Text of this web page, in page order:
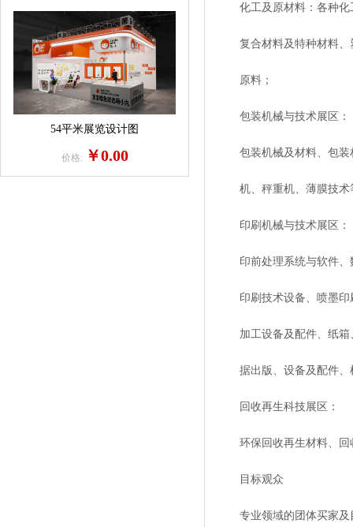
54平米展览设计图
价格: ￥0.00
化工及原材料：各种化工
复合材料及特种材料、塑
原料；
包装机械与技术展区：
包装机械及材料、包装材
机、秤重机、薄膜技术
印刷机械与技术展区：
印前处理系统与软件、数
印刷技术设备、喷墨印刷
加工设备及配件、纸箱、
据出版、设备及配件、
回收再生科技展区：
环保回收再生材料、回
目标观众
专业领域的团体买家及目